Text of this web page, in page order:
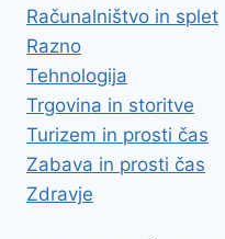
Računalništvo in splet
Razno
Tehnologija
Trgovina in storitve
Turizem in prosti čas
Zabava in prosti čas
Zdravje